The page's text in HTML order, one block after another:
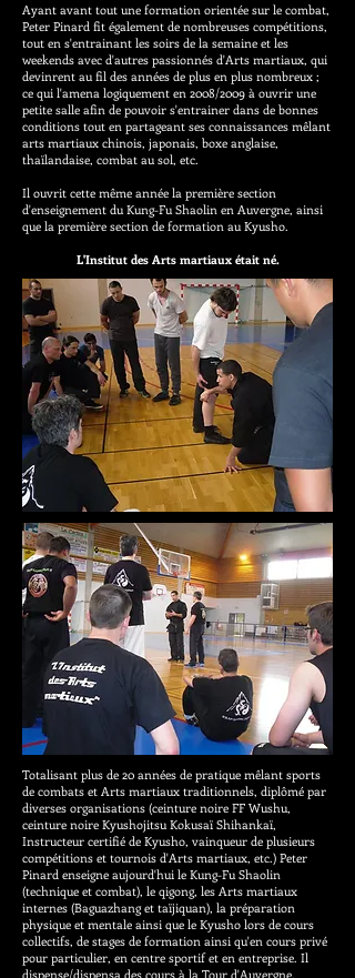
Ayant avant tout une formation orientée sur le combat,
Peter Pinard fit également de nombreuses compétitions,
tout en s'entrainant les soirs de la semaine et les
weekends avec d'autres passionnés d'Arts martiaux, qui
devinrent au fil des années de plus en plus nombreux ;
ce qui l'amena logiquement en 2008/2009 à ouvrir une
petite salle afin de pouvoir s'entrainer dans de bonnes
conditions tout en partageant ses connaissances mêlant
arts martiaux chinois, japonais, boxe anglaise,
thaïlandaise, combat au sol, etc.
Il ouvrit cette même année la première section
d'enseignement du Kung-Fu Shaolin en Auvergne, ainsi
que la première section de formation au Kyusho.
L'Institut des Arts martiaux était né.
Totalisant plus de 20 années de pratique mêlant sports
de combats et Arts martiaux traditionnels, diplômé par
diverses organisations (ceinture noire FF Wushu,
ceinture noire Kyushojitsu Kokusaï Shihankaï,
Instructeur certifié de Kyusho, vainqueur de plusieurs
compétitions et tournois d'Arts martiaux, etc.) Peter
Pinard enseigne aujourd'hui le Kung-Fu Shaolin
(technique et combat), le qigong, les Arts martiaux
internes (Baguazhang et taïjiquan), la préparation
physique et mentale ainsi que le Kyusho lors de cours
collectifs, de stages de formation ainsi qu'en cours privé
pour particulier, en centre sportif et en entreprise. Il
dispense/dispensa des cours à la Tour d'Auvergne,